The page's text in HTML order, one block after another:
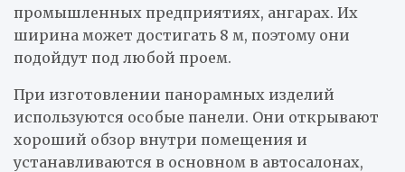
промышленных предприятиях, ангарах. Их
ширина может достигать 8 м, поэтому они
подойдут под любой проем.
При изготовлении панорамных изделий
используются особые панели. Они открывают
хороший обзор внутри помещения и
устанавливаются в основном в автосалонах,